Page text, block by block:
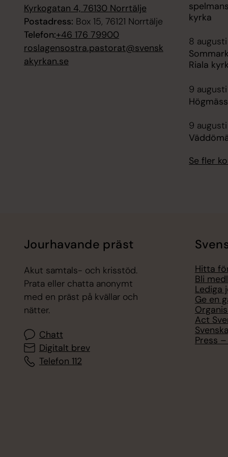
Kyrkogatan 4, 76130 Norrtälje
Postadress: Box 15, 76121 Norrtälje
Telefon:+46 176 79900
roslagensostra.pastorat@svensk
akyrkan.se
kyrka
8
Riala
9 augusti
9 augusti
Se fler
Jourhavande präst
Akut samtals- och krisstöd.
Prata eller chatta anonymt
med en präst på kvällar och
nätter.
Chatt
Digitalt brev
Telefon 112
Hitta
Bli
Lediga
Ge en
Act
Press